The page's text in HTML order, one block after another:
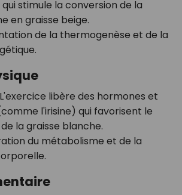
stimule la conversion de la
en graisse beige.
de la thermogenèse et de la
libère des hormones et
l'irisine) qui favorisent le
la graisse blanche.
du métabolisme et de la